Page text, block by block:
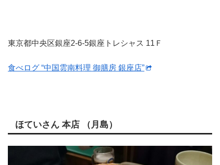
東京都中央区銀座2-6-5銀座トレシャス 11Ｆ
食べログ “中国雲南料理 御膳房 銀座店”
ほていさん 本店 （月島）